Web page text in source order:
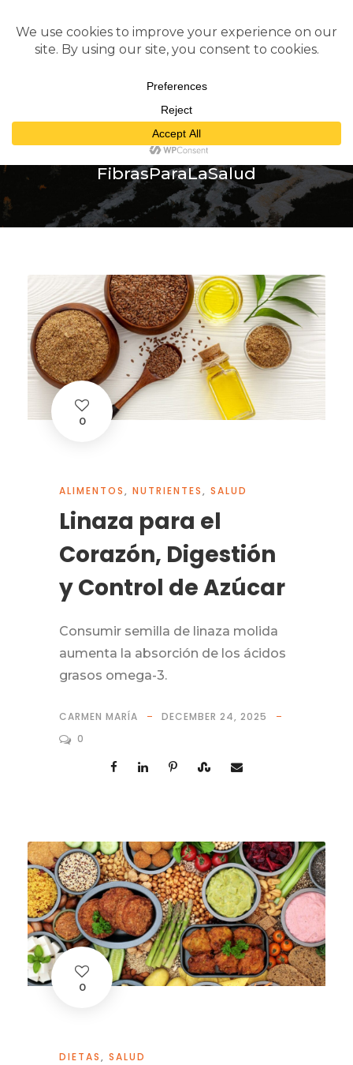
Tag
FibrasParaLaSalud
0
ALIMENTOS, NUTRIENTES, SALUD
Linaza para el
Corazón, Digestión
y Control de Azúcar
Consumir semilla de linaza molida
aumenta la absorción de los ácidos
grasos omega-3.
CARMEN MARÍA
DECEMBER 24, 2025
0
0
DIETAS, SALUD